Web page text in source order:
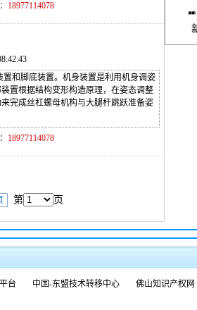
18977114078
和脚底装置。机身装置是利用机身调姿
置根据结构变形构造原理，在姿态调整
完成丝杠螺母机构与大腿杆跳跃准备姿
18977114078
第 页
台 中国-东盟技术转移中心 佛山知识产权网